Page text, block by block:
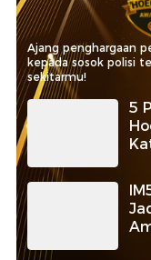
Ajang penghargaan
kepada sosok polisi
sekitarmu!
5